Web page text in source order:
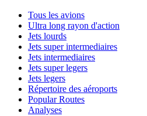
Tous les avions
Ultra long rayon d'action
Jets lourds
Jets super intermediaires
Jets intermediaires
Jets super legers
Jets legers
Répertoire des aéroports
Popular Routes
Analyses